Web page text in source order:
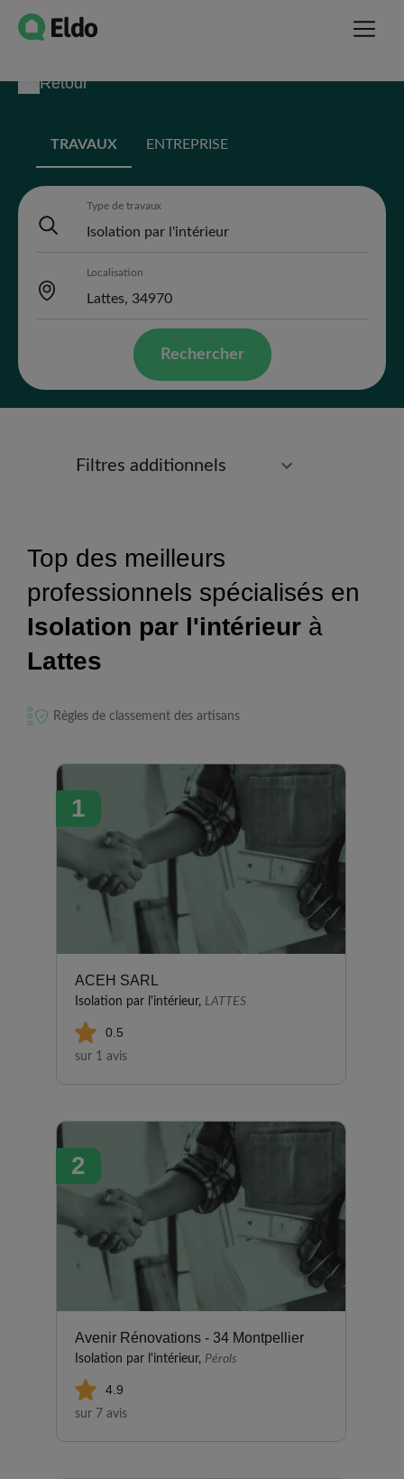
Retour
TRAVAUX ENTREPRISE
Type de travaux
Localisation
Rechercher
Filtres additionnels
Top des meilleurs
professionnels spécialisés en
Isolation par l'intérieur à
Lattes
Règles de classement des artisans
1
ACEH SARL
Isolation par l'intérieur, LATTES
0.5
sur 1 avis
2
Avenir Rénovations - 34 Montpellier
Isolation par l'intérieur, Pérols
4.9
sur 7 avis